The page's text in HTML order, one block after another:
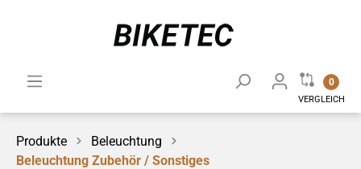
0
VERGLEICH
Produkte
Beleuchtung
Beleuchtung Zubehör / Sonstiges